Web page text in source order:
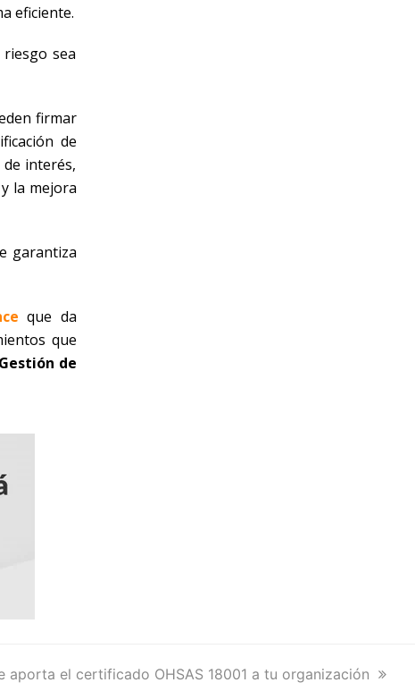
eficiente.
sea
firmar
de
interés,
la mejora
garantiza
que da
que
de
aporta el certificado OHSAS 18001 a tu organización